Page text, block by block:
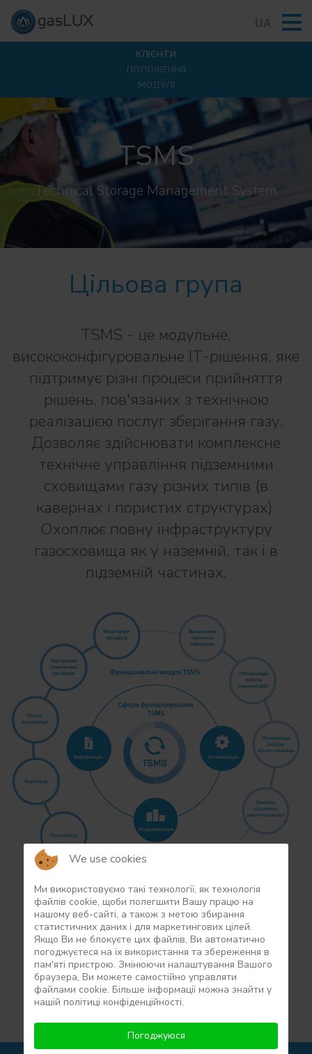
UA
КЛІЄНТИ
ПОЛОЖЕННЯ
МОДУЛІ
TSMS
Technical Storage Management System
Цільова група
TSMS - це модульне,
висококонфігуровальне ІТ-рішення, яке
підтримує різні процеси прийняття
рішень, пов'язаних з технічною
реалізацією послуг зберігання газу.
Дозволяє здійснювати комплексне
технічне управління підземними
сховищами газу різних типів (в
кавернах і пористих структурах).
Охоплює повну інфраструктуру
газосховища як у наземній, так і в
підземній частинах.
Цілі TSMS
ІНФОРМАЦІЯ
МОДЕЛЮВАННЯ
ОПТИМІЗАЦІЯ
We use cookies
Ми використовуємо такі технології, як технологія
файлів сookie, щоби полегшити Вашу працю на
нашому веб-сайті, а також з метою збирання
статистичних даних і для маркетингових цілей.
Якщо Ви не блокуєте цих файлів, Ви автоматично
погоджуєтеся на їх використання та збереження в
пам'яті пристрою. Змінюючи налаштування Вашого
браузера, Ви можете самостійно управляти
файлами cookie. Більше інформації можна знайти у
нашій політиці конфіденційності.
Погоджуюся